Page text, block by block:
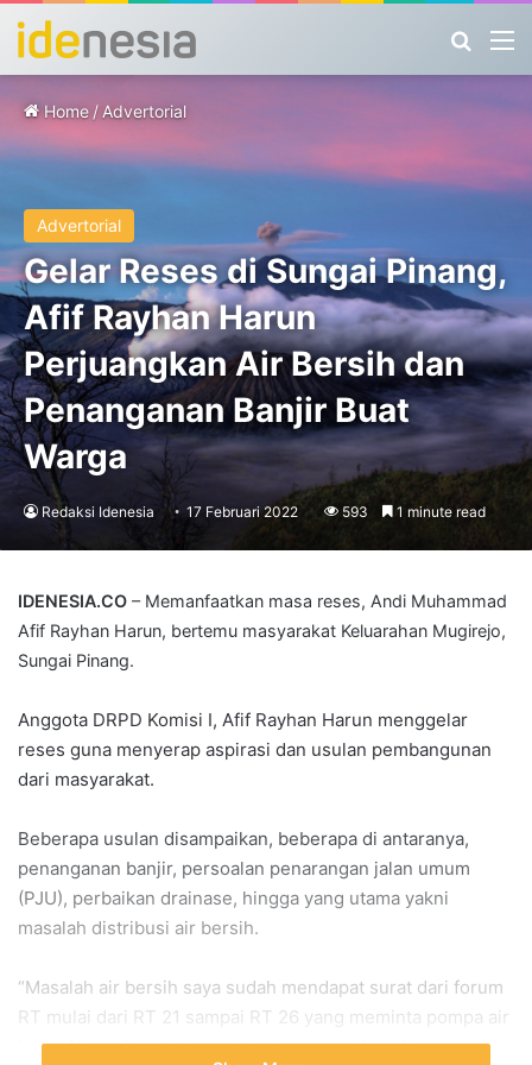
Home / Advertorial
Advertorial
Gelar Reses di Sungai Pinang,
Afif Rayhan Harun
Perjuangkan Air Bersih dan
Penanganan Banjir Buat
Warga
Redaksi Idenesia 17 Februari 2022 593 1 minute read
IDENESIA.CO – Memanfaatkan masa reses, Andi Muhammad
Afif Rayhan Harun, bertemu masyarakat Keluarahan Mugirejo,
Sungai Pinang.
Anggota DRPD Komisi I, Afif Rayhan Harun menggelar
reses guna menyerap aspirasi dan usulan pembangunan
dari masyarakat.
Beberapa usulan disampaikan, beberapa di antaranya,
penanganan banjir, persoalan penarangan jalan umum
(PJU), perbaikan drainase, hingga yang utama yakni
masalah distribusi air bersih.
“Masalah air bersih saya sudah mendapat surat dari forum
RT mulai dari RT 21 sampai RT 26 yang meminta pompa air
baru. Alhamdulillah itu sudah disanggupi Wali Kota